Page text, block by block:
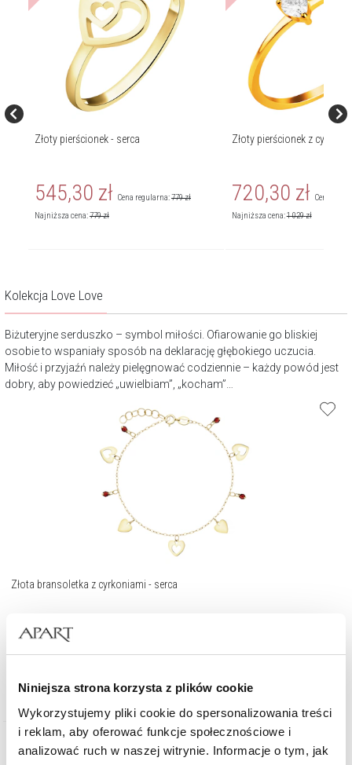
Niniejsza strona korzysta z plików cookie
Wykorzystujemy pliki cookie do spersonalizowania treści
i reklam, aby oferować funkcje społecznościowe i
analizować ruch w naszej witrynie. Informacje o tym, jak
Złoty pierścionek - serca
545,30 zł Cena regularna:779zł
Najniższa cena:779zł
Złoty pierścionek z
720,30 zł Cena
Najniższa cena:1 029zł
Kolekcja Love Love
Biżuteryjne serduszko – symbol miłości. Ofiarowanie go bliskiej
osobie to wspaniały sposób na deklarację głębokiego uczucia.
Miłość i przyjaźń należy pielęgnować codziennie – każdy powód jest
dobry, aby powiedzieć „uwielbiam”, „kocham”…
Złota bransoletka z cyrkoniami - serca
1 119 zł